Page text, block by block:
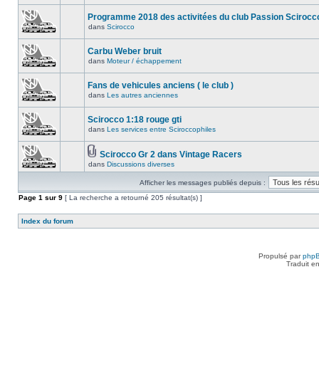
Programme 2018 des activitées du club Passion
dans Scirocco
Carbu Weber bruit
dans Moteur / échappement
Fans de vehicules anciens ( le club )
dans Les autres anciennes
Scirocco 1:18 rouge gti
dans Les services entre Sciroccophiles
Scirocco Gr 2 dans Vintage Racers
dans Discussions diverses
Afficher les messages publiés depuis :
Page 1 sur 9 [ La recherche a retourné 205 résultat(s) ]
Index du forum
Propulsé par
Traduit